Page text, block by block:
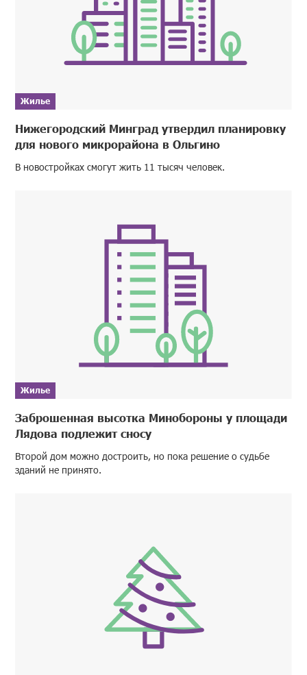
Жилье
Нижегородский Минград утвердил планировку
для нового микрорайона в Ольгино
В новостройках смогут жить 11 тысяч человек.
Жилье
Заброшенная высотка Минобороны у площади
Лядова подлежит сносу
Второй дом можно достроить, но пока решение о судьбе
зданий не принято.